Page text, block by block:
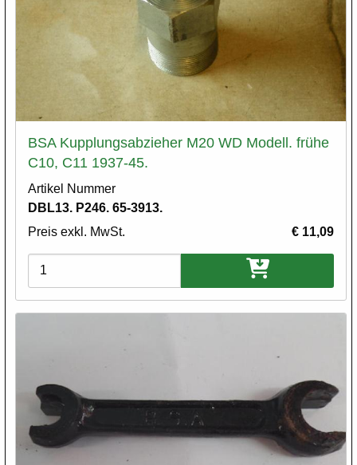
BSA Kupplungsabzieher M20 WD Modell. frühe
C10, C11 1937-45.
Artikel Nummer
DBL13. P246. 65-3913.
Preis exkl. MwSt.
€ 11,09
Varianten